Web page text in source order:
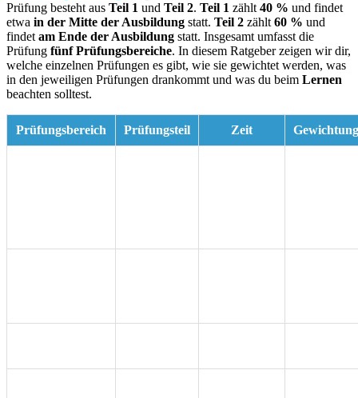
Prüfung besteht aus Teil 1 und Teil 2. Teil 1 zählt 40 % und findet
etwa in der Mitte der Ausbildung statt. Teil 2 zählt 60 % und
findet am Ende der Ausbildung statt. Insgesamt umfasst die
Prüfung fünf Prüfungsbereiche. In diesem Ratgeber zeigen wir dir,
welche einzelnen Prüfungen es gibt, wie sie gewichtet werden, was
in den jeweiligen Prüfungen drankommt und was du beim Lernen
beachten solltest.
Prüfungsbereich Prüfungsteil Zeit Gewichtung